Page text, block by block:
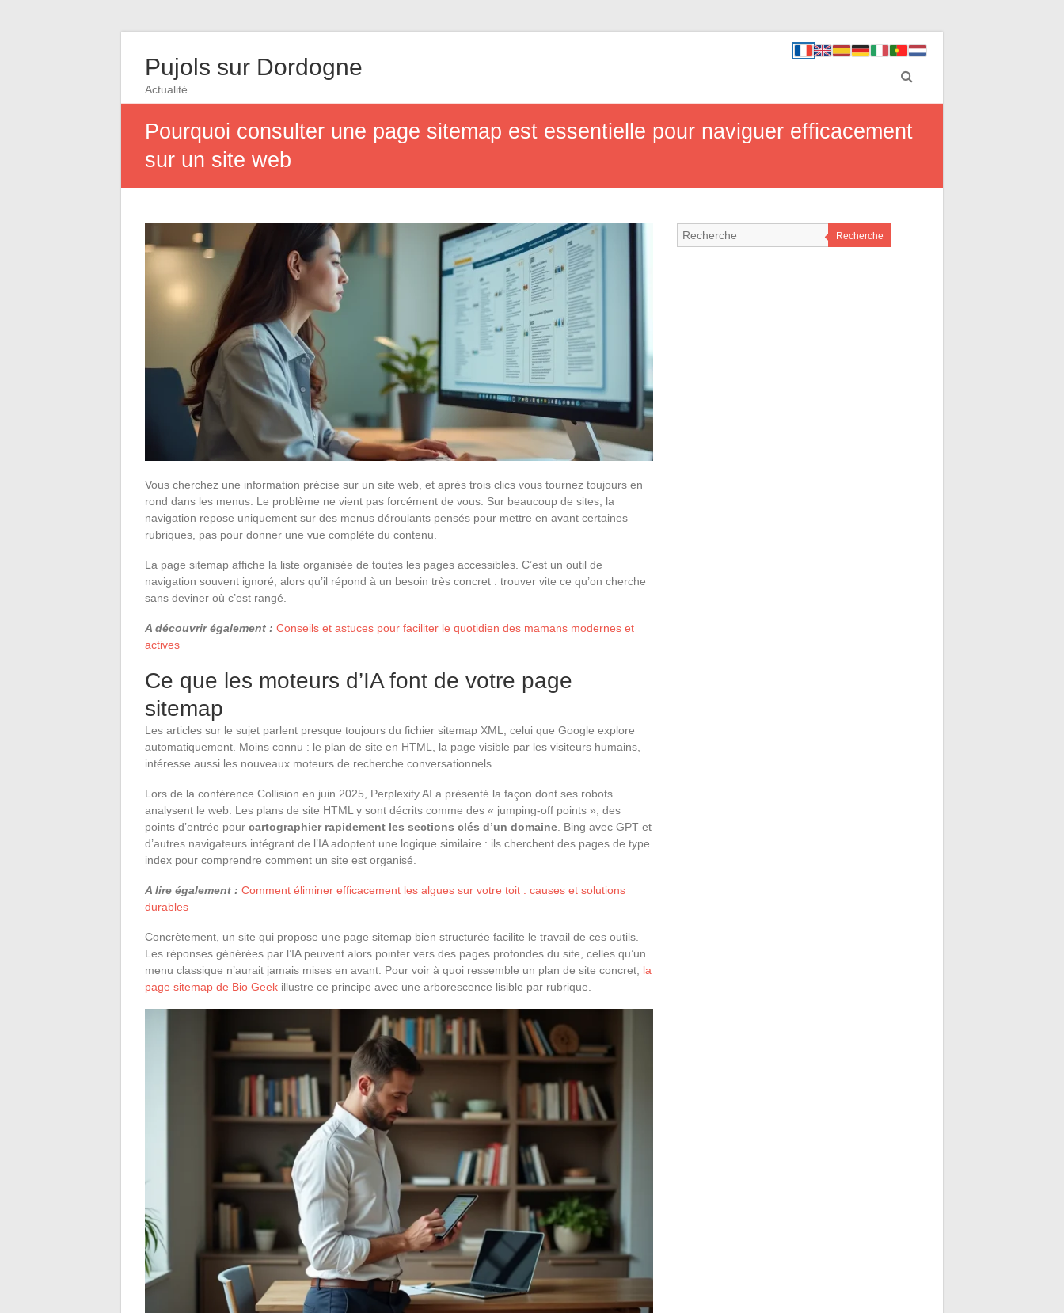
Pujols sur Dordogne
Actualité
Pourquoi consulter une page sitemap est essentielle pour naviguer efficacement
sur un site web
Vous cherchez une information précise sur un site web, et après trois clics vous tournez toujours en
rond dans les menus. Le problème ne vient pas forcément de vous. Sur beaucoup de sites, la
navigation repose uniquement sur des menus déroulants pensés pour mettre en avant certaines
rubriques, pas pour donner une vue complète du contenu.
La page sitemap affiche la liste organisée de toutes les pages accessibles. C’est un outil de
navigation souvent ignoré, alors qu’il répond à un besoin très concret : trouver vite ce qu’on cherche
sans deviner où c’est rangé.
A découvrir également : Conseils et astuces pour faciliter le quotidien des mamans modernes et
actives
Ce que les moteurs d’IA font de votre page
sitemap
Les articles sur le sujet parlent presque toujours du fichier sitemap XML, celui que Google explore
automatiquement. Moins connu : le plan de site en HTML, la page visible par les visiteurs humains,
intéresse aussi les nouveaux moteurs de recherche conversationnels.
Lors de la conférence Collision en juin 2025, Perplexity AI a présenté la façon dont ses robots
analysent le web. Les plans de site HTML y sont décrits comme des « jumping-off points », des
points d’entrée pour cartographier rapidement les sections clés d’un domaine . Bing avec GPT et
d’autres navigateurs intégrant de l’IA adoptent une logique similaire : ils cherchent des pages de type
index pour comprendre comment un site est organisé.
A lire également : Comment éliminer efficacement les algues sur votre toit : causes et solutions
durables
Concrètement, un site qui propose une page sitemap bien structurée facilite le travail de ces outils.
Les réponses générées par l’IA peuvent alors pointer vers des pages profondes du site, celles qu’un
menu classique n’aurait jamais mises en avant. Pour voir à quoi ressemble un plan de site concret, la
page sitemap de Bio Geek illustre ce principe avec une arborescence lisible par rubrique.
Recherche